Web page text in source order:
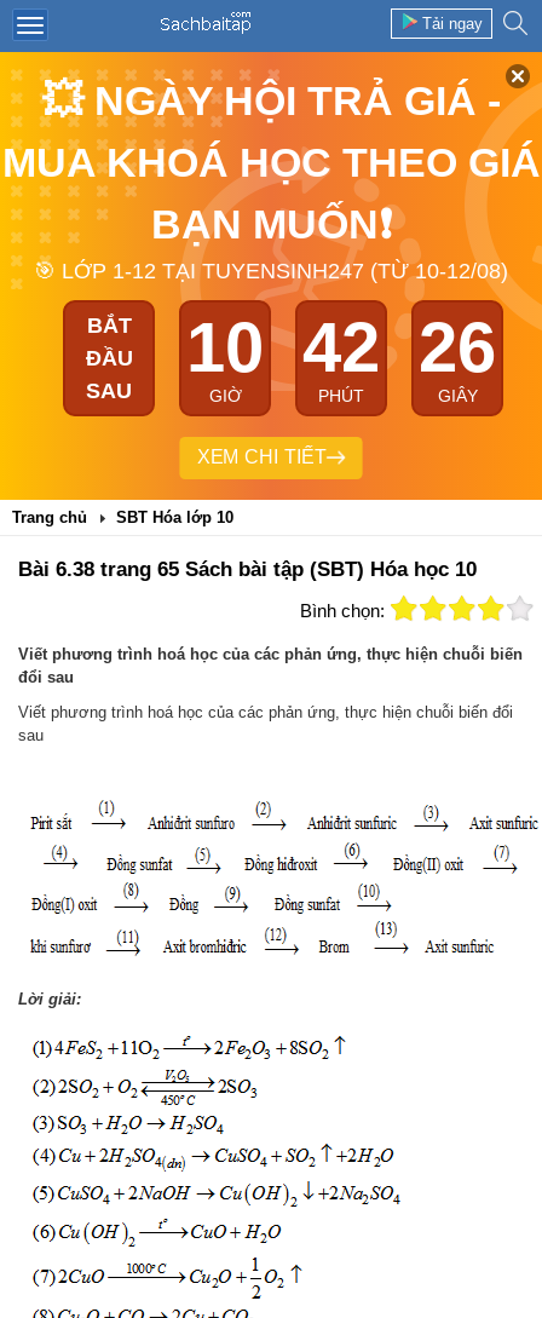
Tải ngay
💥 NGÀY HỘI TRẢ GIÁ -
MUA KHOÁ HỌC THEO GIÁ
BẠN MUỐN❗
🎯 LỚP 1-12 TẠI TUYENSINH247 (TỪ 10-12/08)
BẮT
ĐẦU
SAU
10
GIỜ
42
PHÚT
25
GIÂY
XEM CHI TIẾT
Trang chủ SBT Hóa lớp 10
Bài 6.38 trang 65 Sách bài tập (SBT) Hóa học 10
Bình chọn:
Viết phương trình hoá học của các phản ứng, thực hiện chuỗi biến
đổi sau
Viết phương trình hoá học của các phản ứng, thực hiện chuỗi biến đổi
sau
Lời giải: